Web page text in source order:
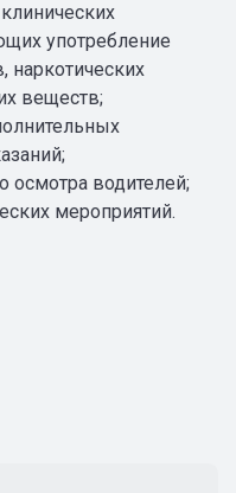
употребление
наркотических
веществ;
осмотра водителей;
мероприятий.